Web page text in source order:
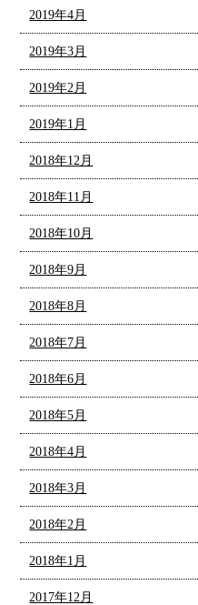
2019年4月
2019年3月
2019年2月
2019年1月
2018年12月
2018年11月
2018年10月
2018年9月
2018年8月
2018年7月
2018年6月
2018年5月
2018年4月
2018年3月
2018年2月
2018年1月
2017年12月